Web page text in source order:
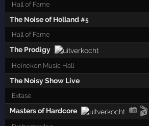
Hall of Fame
The Noise of Holland #5
Hall of Fame
The Prodigy
Heineken Music Hall
The Noisy Show Live
Extase
Masters of Hardcore 🎬